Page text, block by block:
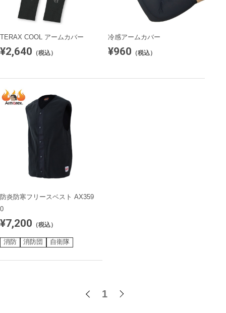
TERAX COOL アームカバー
¥2,640 （税込）
冷感アームカバー
¥960 （税込）
防炎防寒フリースベスト AX359
0
¥7,200 （税込）
消防 消防団 自衛隊
1